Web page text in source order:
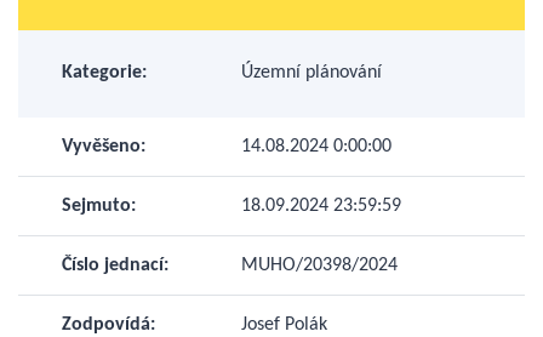
Kategorie: Územní plánování
Vyvěšeno: 14.08.2024 0:00:00
Sejmuto: 18.09.2024 23:59:59
Číslo jednací: MUHO/20398/2024
Zodpovídá: Josef Polák